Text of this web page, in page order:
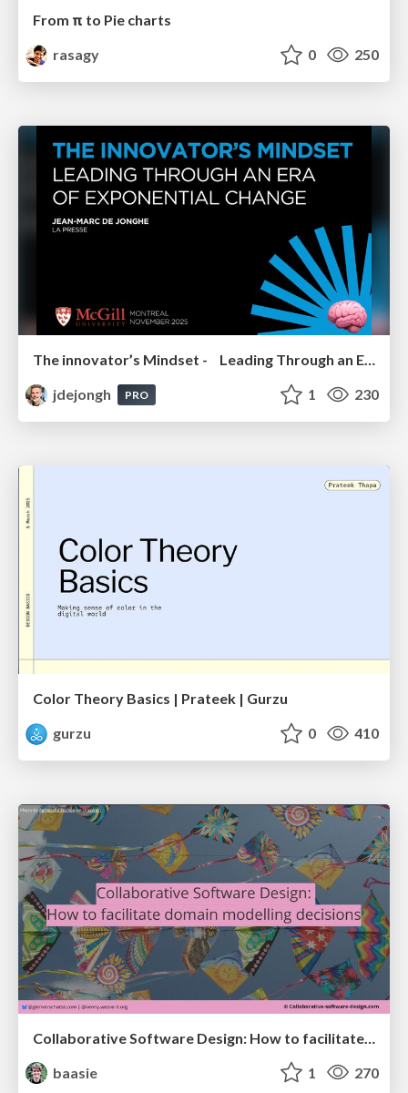
From π to Pie charts
rasagy
0 250
jdejongh
PRO 1 230
Color Theory Basics | Prateek | Gurzu
gurzu
0 410
baasie
1 270